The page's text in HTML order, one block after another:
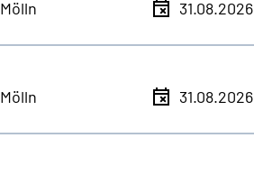
Mölln 31.08.2026
Mölln 31.08.2026